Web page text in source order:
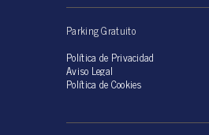
Parking Gratuito
Política de Privacidad
Aviso Legal
Política de Cookies